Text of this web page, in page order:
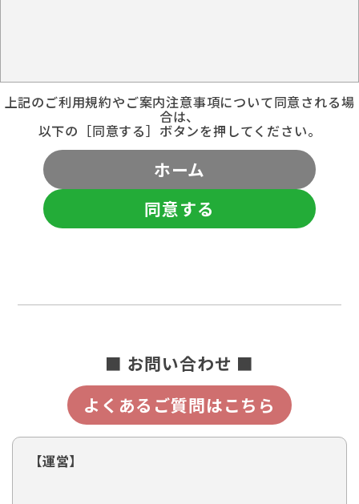
上記のご利用規約やご案内注意事項について同意される場
合は、
以下の［同意する］ボタンを押してください。
ホーム
同意する
■ お問い合わせ ■
よくあるご質問はこちら
【運営】